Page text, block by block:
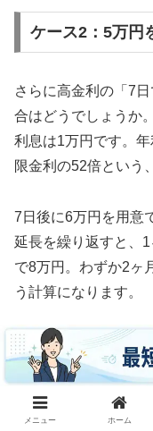
ケース2：5万円
さらに高金利の「7
合はどうでしょうか
利息は1万円です。
限金利の52倍という
7日後に6万円を用意
延長を繰り返すと、
で8万円。わずか2ヶ
う計算になります。
3ヶ月続けた場合、
万円の2.4倍の利息
せん。これがソフト
メニュー ホーム